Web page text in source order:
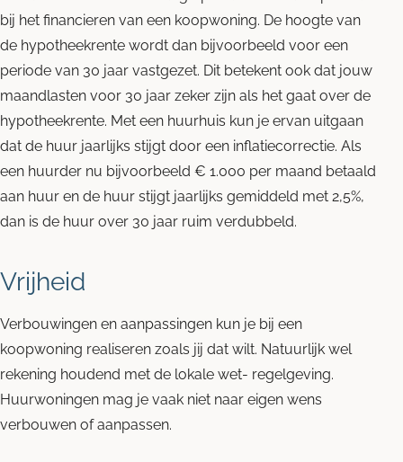
bij het financieren van een koopwoning. De hoogte van
de hypotheekrente wordt dan bijvoorbeeld voor een
periode van 30 jaar vastgezet. Dit betekent ook dat jouw
maandlasten voor 30 jaar zeker zijn als het gaat over de
hypotheekrente. Met een huurhuis kun je ervan uitgaan
dat de huur jaarlijks stijgt door een inflatiecorrectie. Als
een huurder nu bijvoorbeeld € 1.000 per maand betaald
aan huur en de huur stijgt jaarlijks gemiddeld met 2,5%,
dan is de huur over 30 jaar ruim verdubbeld.
Vrijheid
Verbouwingen en aanpassingen kun je bij een
koopwoning realiseren zoals jij dat wilt. Natuurlijk wel
rekening houdend met de lokale wet- regelgeving.
Huurwoningen mag je vaak niet naar eigen wens
verbouwen of aanpassen.